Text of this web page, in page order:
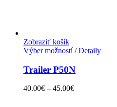
Zobraziť košík
Výber možností/ Detaily
Trailer P50N
40.00€ – 45.00€